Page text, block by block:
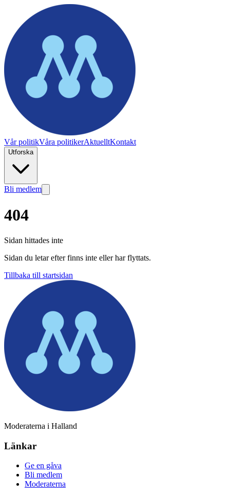
Vår politikVåra politikerAktuelltKontakt
Utforska
Bli medlem
404
Sidan hittades inte
Sidan du letar efter finns inte eller har flyttats.
Tillbaka till startsidan
Moderaterna i Halland
Länkar
Ge en gåva
Bli medlem
Moderaterna